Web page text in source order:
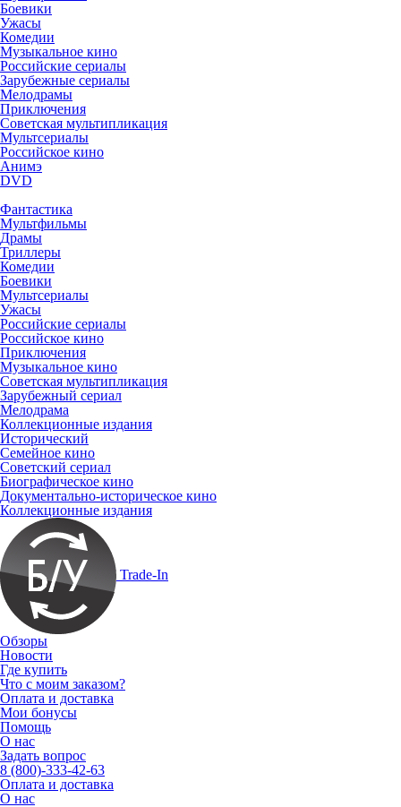
Боевики
Ужасы
Комедии
Музыкальное кино
Российские сериалы
Зарубежные сериалы
Мелодрамы
Приключения
Советская мультипликация
Мультсериалы
Российское кино
Анимэ
DVD
Фантастика
Мультфильмы
Драмы
Триллеры
Комедии
Боевики
Мультсериалы
Ужасы
Российские сериалы
Российское кино
Приключения
Музыкальное кино
Советская мультипликация
Зарубежный сериал
Мелодрама
Коллекционные издания
Исторический
Семейное кино
Советский сериал
Биографическое кино
Документально-историческое кино
Коллекционные издания
Trade-In
Обзоры
Новости
Где купить
Что с моим заказом?
Оплата и доставка
Мои бонусы
Помощь
О нас
Задать вопрос
8 (800)-333-42-63
Оплата и доставка
О нас